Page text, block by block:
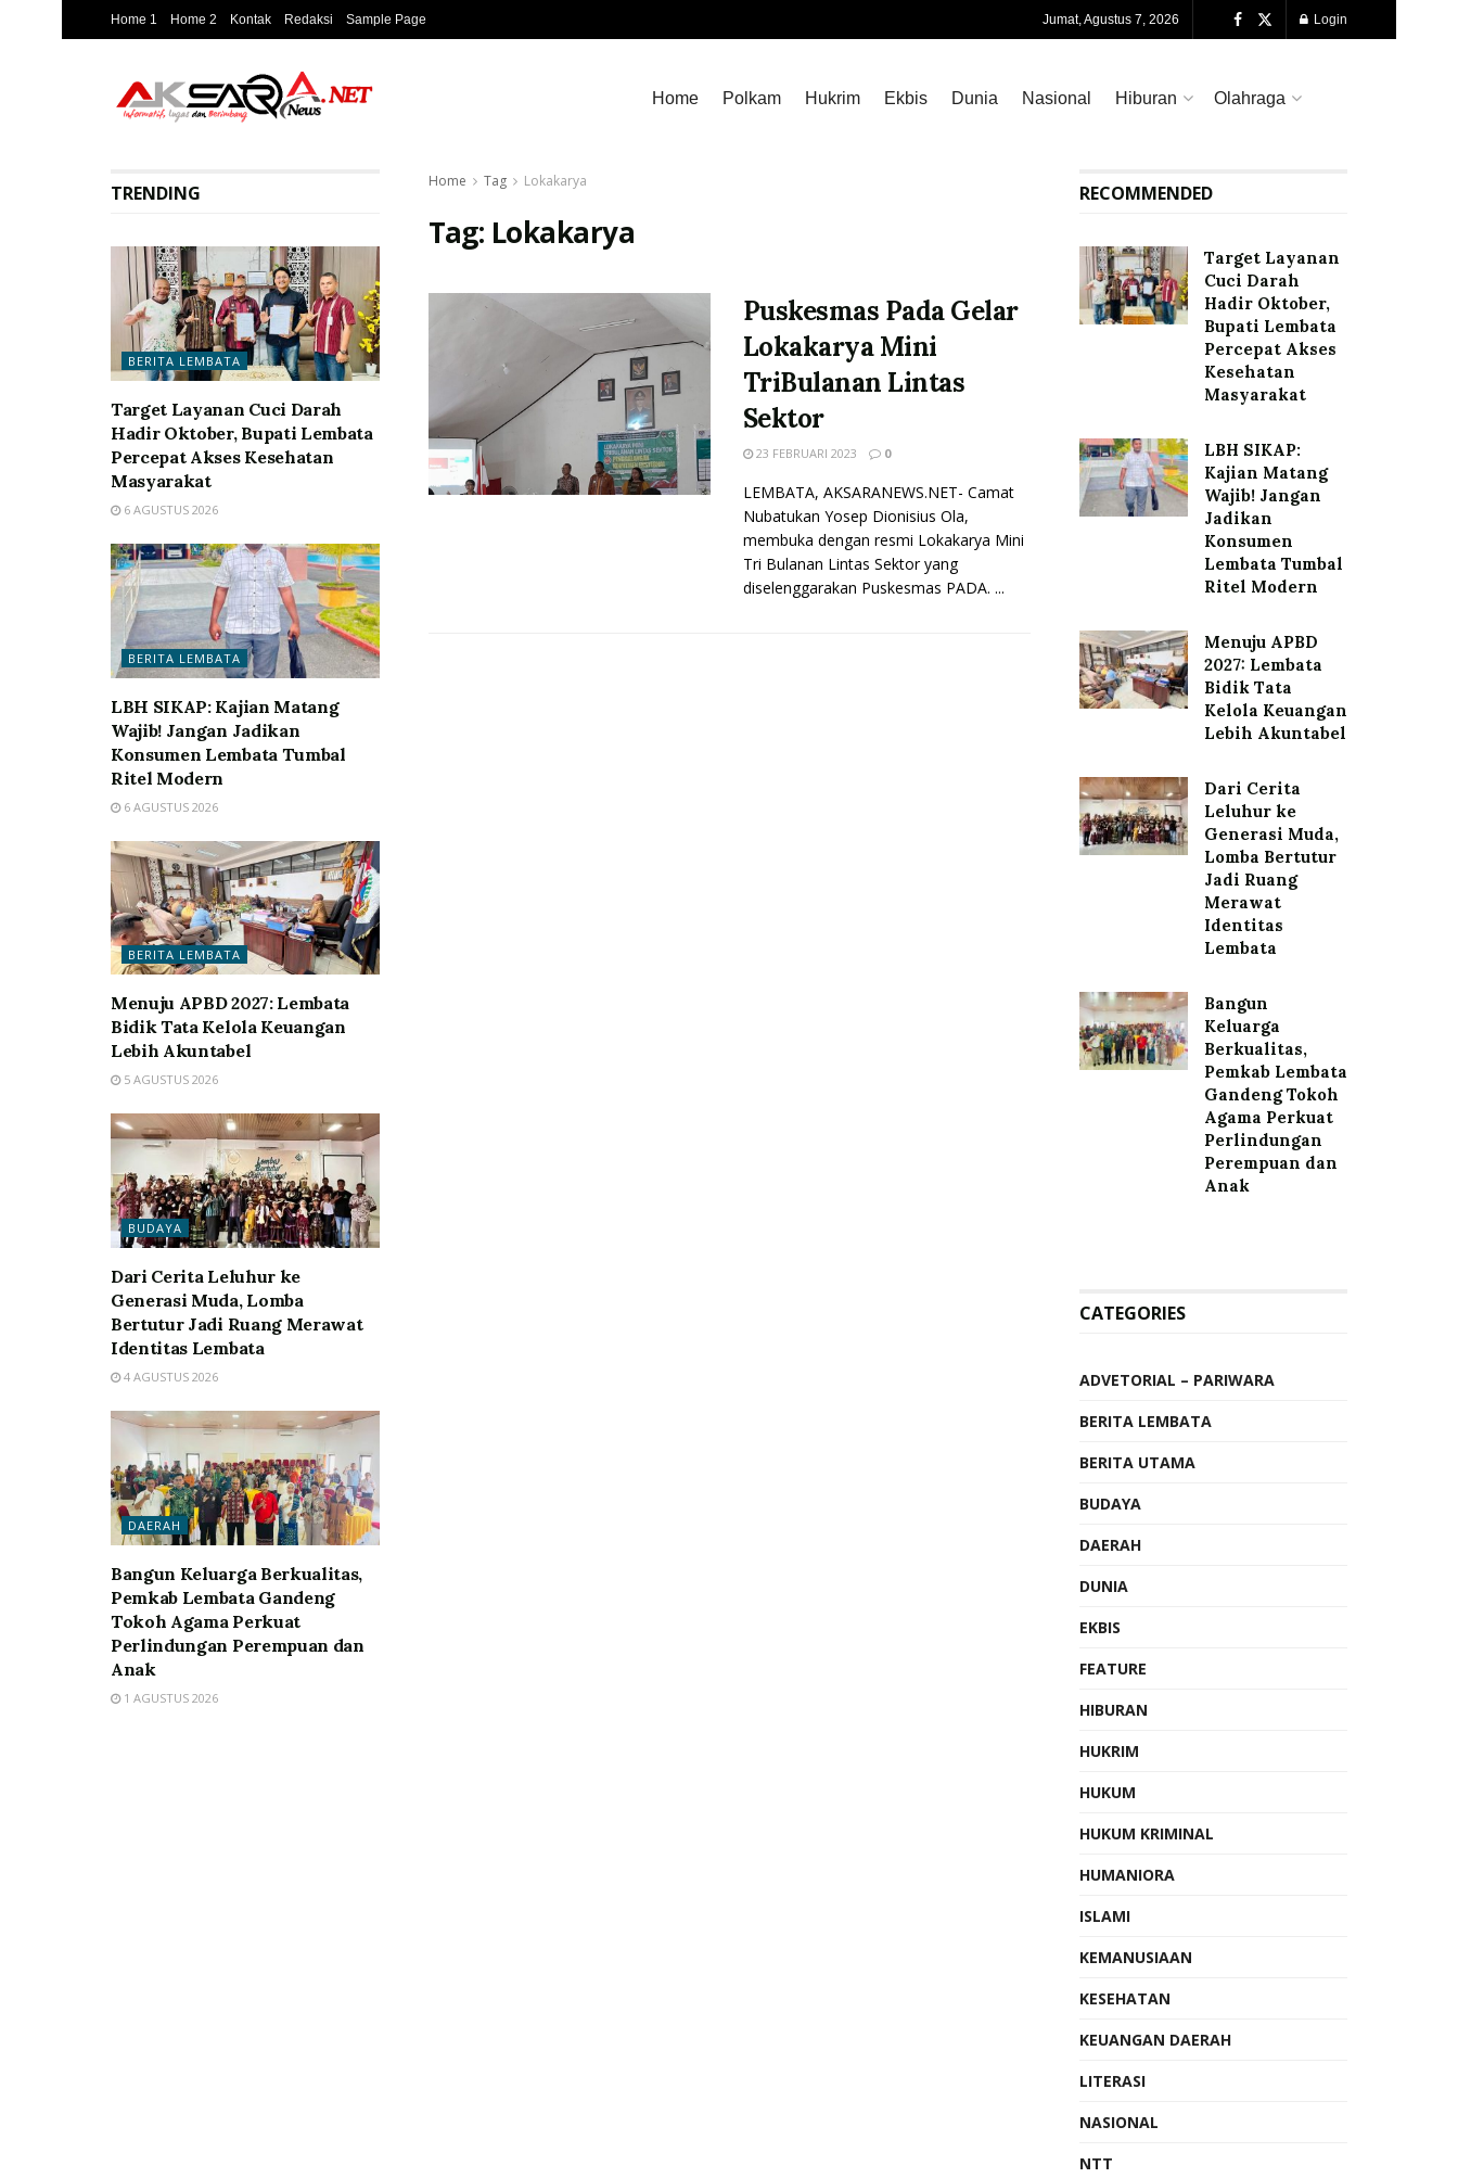
Home 1 Home 2 Kontak Redaksi Sample Page Jumat, Agustus 7, 2026 Login
Home Polkam Hukrim Ekbis Dunia Nasional Hiburan Olahraga
Home Tag Lokakarya
Tag: Lokakarya
Puskesmas Pada Gelar
Lokakarya Mini
TriBulanan Lintas
Sektor
23 FEBRUARI 2023 0
LEMBATA, AKSARANEWS.NET- Camat
Nubatukan Yosep Dionisius Ola,
membuka dengan resmi Lokakarya Mini
Tri Bulanan Lintas Sektor yang
diselenggarakan Puskesmas PADA. ...
TRENDING
BERITA LEMBATA
Target Layanan Cuci Darah
Hadir Oktober, Bupati Lembata
Percepat Akses Kesehatan
Masyarakat
6 AGUSTUS 2026
BERITA LEMBATA
LBH SIKAP: Kajian Matang
Wajib! Jangan Jadikan
Konsumen Lembata Tumbal
Ritel Modern
6 AGUSTUS 2026
BERITA LEMBATA
Menuju APBD 2027: Lembata
Bidik Tata Kelola Keuangan
Lebih Akuntabel
5 AGUSTUS 2026
BUDAYA
Dari Cerita Leluhur ke
Generasi Muda, Lomba
Bertutur Jadi Ruang Merawat
Identitas Lembata
4 AGUSTUS 2026
DAERAH
Bangun Keluarga Berkualitas,
Pemkab Lembata Gandeng
Tokoh Agama Perkuat
Perlindungan Perempuan dan
Anak
1 AGUSTUS 2026
RECOMMENDED
Target Layanan
Cuci Darah
Hadir Oktober,
Bupati Lembata
Percepat Akses
Kesehatan
Masyarakat
LBH SIKAP:
Kajian Matang
Wajib! Jangan
Jadikan
Konsumen
Lembata Tumbal
Ritel Modern
Menuju APBD
2027: Lembata
Bidik Tata
Kelola Keuangan
Lebih Akuntabel
Dari Cerita
Leluhur ke
Generasi Muda,
Lomba Bertutur
Jadi Ruang
Merawat
Identitas
Lembata
Bangun
Keluarga
Berkualitas,
Pemkab Lembata
Gandeng Tokoh
Agama Perkuat
Perlindungan
Perempuan dan
Anak
CATEGORIES
ADVETORIAL – PARIWARA
BERITA LEMBATA
BERITA UTAMA
BUDAYA
DAERAH
DUNIA
EKBIS
FEATURE
HIBURAN
HUKRIM
HUKUM
HUKUM KRIMINAL
HUMANIORA
ISLAMI
KEMANUSIAAN
KESEHATAN
KEUANGAN DAERAH
LITERASI
NASIONAL
NTT